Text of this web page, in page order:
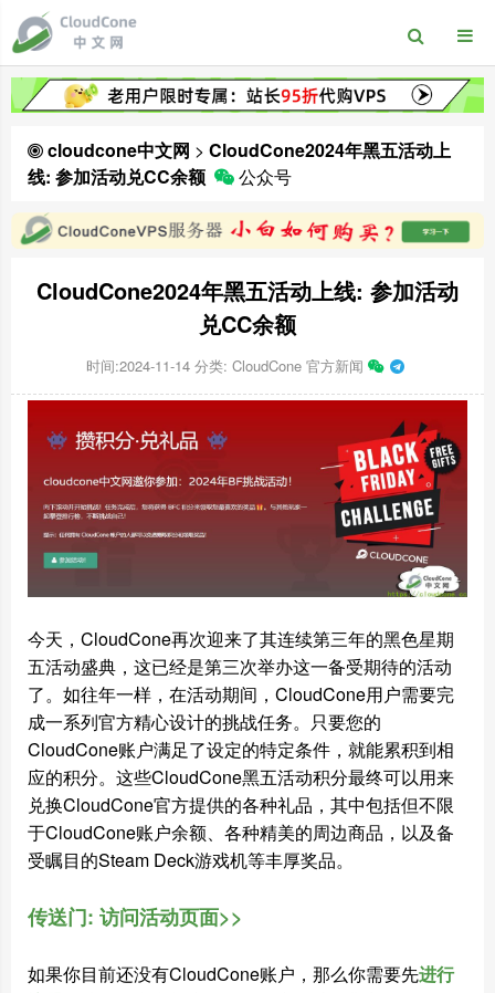
cloudcone中文网 > CloudCone2024年黑五活动上
线: 参加活动兑CC余额
公众号
CloudCone2024年黑五活动上线: 参加活动
兑CC余额
时间:2024-11-14 分类: CloudCone 官方新闻
今天，CloudCone再次迎来了其连续第三年的黑色星期
五活动盛典，这已经是第三次举办这一备受期待的活动
了。如往年一样，在活动期间，CloudCone用户需要完
成一系列官方精心设计的挑战任务。只要您的
CloudCone账户满足了设定的特定条件，就能累积到相
应的积分。这些CloudCone黑五活动积分最终可以用来
兑换CloudCone官方提供的各种礼品，其中包括但不限
于CloudCone账户余额、各种精美的周边商品，以及备
受瞩目的Steam Deck游戏机等丰厚奖品。
传送门: 访问活动页面>>
如果你目前还没有CloudCone账户，那么你需要先进行